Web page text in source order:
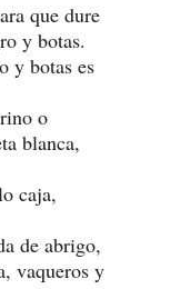
que dure
y botas.
y botas es
o
blanca,
caja,
de abrigo,
vaqueros y